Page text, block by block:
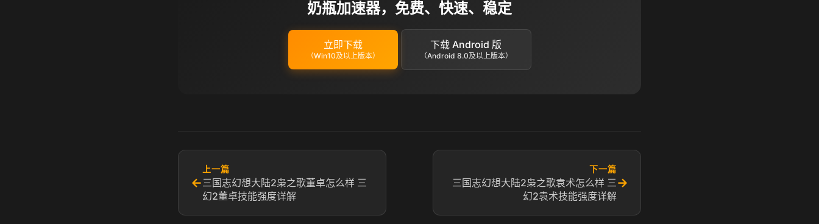
奶瓶加速器，免费、快速、稳定
立即下载
（Win10及以上版本）
下载 Android 版
（Android 8.0及以上版本）
←
上一篇
三国志幻想大陆2枭之歌董卓怎么样 三
幻2董卓技能强度详解
下一篇
三国志幻想大陆2枭之歌袁术怎么样 三
幻2袁术技能强度详解
→